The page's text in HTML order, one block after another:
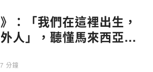
：「我們在這裡出生，
人」，聽懂馬來西亞華
！丨廖克發/陳雪甄丨
賈文青無料案內所
分鐘